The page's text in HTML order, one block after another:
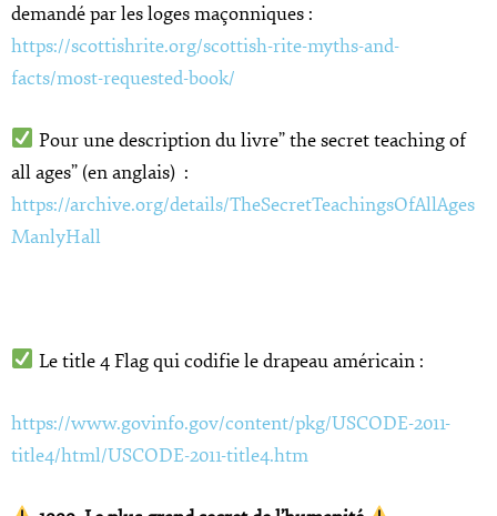
demandé par les loges maçonniques :
https://scottishrite.org/scottish-rite-myths-and-
facts/most-requested-book/
Pour une description du livre” the secret teaching of
all ages” (en anglais) :
https://archive.org/details/TheSecretTeachingsOfAllAges
ManlyHall
Le title 4 Flag qui codifie le drapeau américain :
https://www.govinfo.gov/content/pkg/USCODE-2011-
title4/html/USCODE-2011-title4.htm